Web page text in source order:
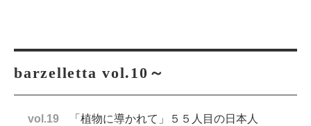
barzelletta vol.10～
vol.19 「植物に導かれて」５５人目の日本人